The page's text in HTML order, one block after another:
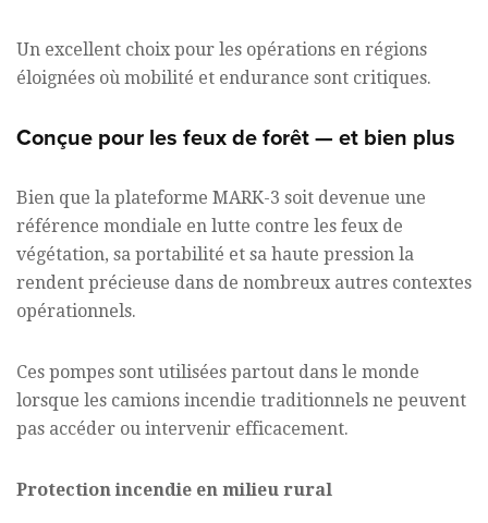
Un excellent choix pour les opérations en régions
éloignées où mobilité et endurance sont critiques.
Conçue pour les feux de forêt — et bien plus
Bien que la plateforme MARK-3 soit devenue une
référence mondiale en lutte contre les feux de
végétation, sa portabilité et sa haute pression la
rendent précieuse dans de nombreux autres contextes
opérationnels.
Ces pompes sont utilisées partout dans le monde
lorsque les camions incendie traditionnels ne peuvent
pas accéder ou intervenir efficacement.
Protection incendie en milieu rural